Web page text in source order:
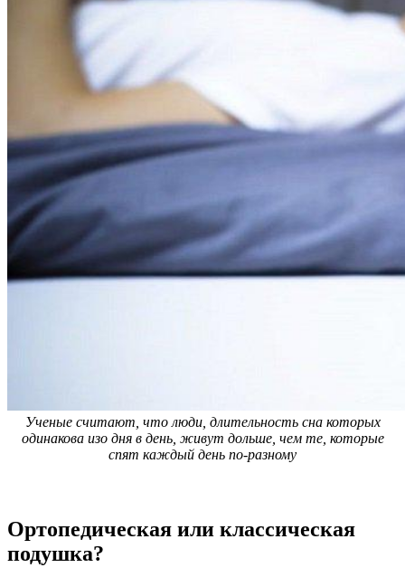
Ученые считают, что люди, длительность сна которых
одинакова изо дня в день, живут дольше, чем те, которые
спят каждый день по-разному
Ортопедическая или классическая
подушка?